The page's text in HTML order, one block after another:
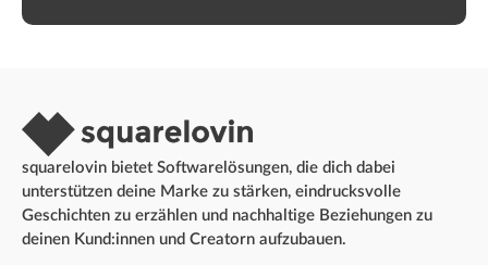
squarelovin bietet Softwarelösungen, die dich dabei
unterstützen deine Marke zu stärken, eindrucksvolle
Geschichten zu erzählen und nachhaltige Beziehungen zu
deinen Kund:innen und Creatorn aufzubauen.